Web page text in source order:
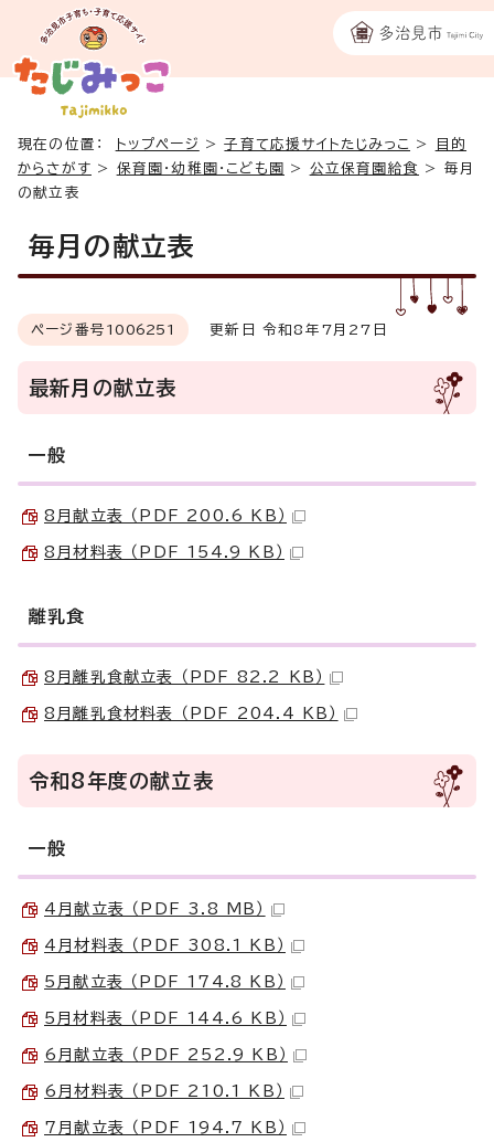
現在の位置： トップページ >子育て応援サイトたじみっこ >
目的
からさがす > 保育園・幼稚園・こども園 > 公立保育園給食 > 毎月
の献立表
毎月の献立表
ページ番号 1006251 更新日 令和8年7月27日
最新月の献立表
一般
8月献立表 （PDF 200.6 KB）
8月材料表 （PDF 154.9 KB）
離乳食
8月離乳食献立表 （PDF 82.2 KB）
8月離乳食材料表 （PDF 204.4 KB）
令和8年度の献立表
一般
4月献立表 （PDF 3.8 MB）
4月材料表 （PDF 308.1 KB）
5月献立表 （PDF 174.8 KB）
5月材料表 （PDF 144.6 KB）
6月献立表 （PDF 252.9 KB）
6月材料表 （PDF 210.1 KB）
7月献立表 （PDF 194.7 KB）